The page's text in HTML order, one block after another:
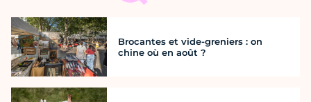
Brocantes et vide-greniers : on
chine où en août ?